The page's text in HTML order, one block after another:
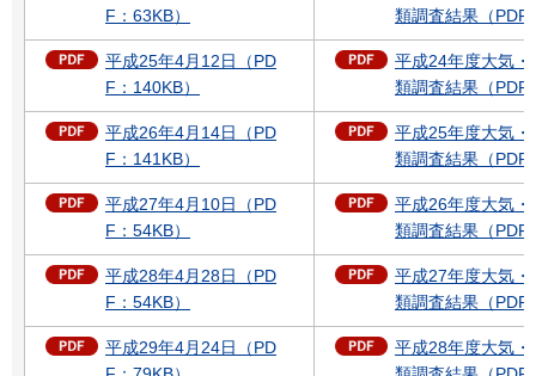
F：63KB）
類調査結果（PDF
平成25年4月12日（PD
F：140KB）
平成24年度大気
類調査結果（PDF
平成26年4月14日（PD
F：141KB）
平成25年度大気
類調査結果（PDF
平成27年4月10日（PD
F：54KB）
平成26年度大気
類調査結果（PDF
平成28年4月28日（PD
F：54KB）
平成27年度大気
類調査結果（PDF
平成29年4月24日（PD
平成28年度大気